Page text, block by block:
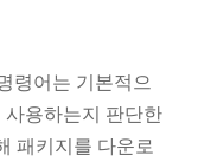
령어는 기본적으
용하는지 판단한
패키지를 다운로